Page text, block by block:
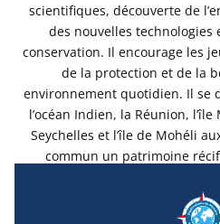
scientifiques, découverte de
des nouvelles technologies
conservation. Il encourage les
de la protection et de la
environnement quotidien. Il se
l’océan Indien, la Réunion,
Seychelles et l’île de Mohéli
commun un patrimoine
malheureusement dégradé